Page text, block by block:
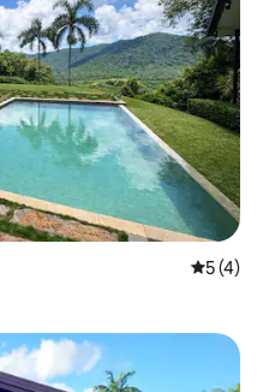
5 (4)